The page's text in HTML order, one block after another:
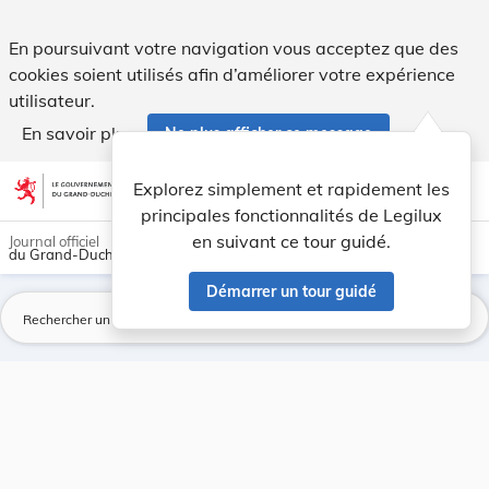
En poursuivant votre navigation vous acceptez que des
cookies soient utilisés afin d’améliorer votre expérience
utilisateur.
En savoir plus
Ne plus afficher ce message
Aller au contenu account_circle help Aide
Explorez simplement et rapidement les
principales fonctionnalités de Legilux
en suivant ce tour guidé.
Démarrer un tour guidé
light_mode dark_mode
Journal officiel
du Grand-Duché de Luxembourg